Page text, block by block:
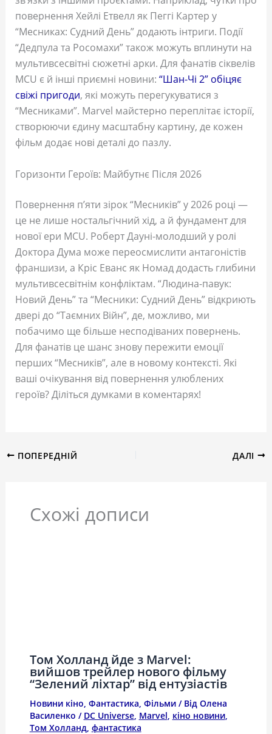
повернення Хейлі Етвелл як Пеггі Картер у
“Месниках: Судний День” додають інтриги. Події
“Дедпула та Росомахи” також можуть вплинути на
мультивсесвітні сюжетні арки. Для фанатів сіквелів
MCU є й інші приємні новини: “Шан-Чі 2” обіцяє
свіжі пригоди, які можуть перегукуватися з
“Месниками”. Marvel майстерно переплітає історії,
створюючи єдину масштабну картину, де кожен
фільм додає нові деталі до пазлу.
Горизонти Героїв: Майбутнє Після 2026
Повернення п’яти зірок “Месників” у 2026 році —
це не лише ностальгічний хід, а й фундамент для
нової ери MCU. Роберт Дауні-молодший у ролі
Доктора Дума може переосмислити антагоністів
франшизи, а Кріс Еванс як Номад додасть глибини
мультивсесвітнім конфліктам. “Людина-павук:
Новий День” та “Месники: Судний День” відкриють
двері до “Таємних Війн”, де, можливо, ми
побачимо ще більше несподіваних повернень.
Для фанатів це шанс знову пережити емоції
перших “Месників”, але в новому контексті. Які
ваші очікування від повернення улюблених
героїв? Діліться думками в коментарях!
ПОПЕРЕДНІЙ ДАЛІ
Схожі дописи
Том Холланд йде з Marvel:
вийшов трейлер нового фільму
“Зелений ліхтар” від ентузіастів
Новини кіно Фантастика Фільми/ Від Олена
Василенко / DC Universe, Marvel кіно новини,
Том Холланд, фантастика